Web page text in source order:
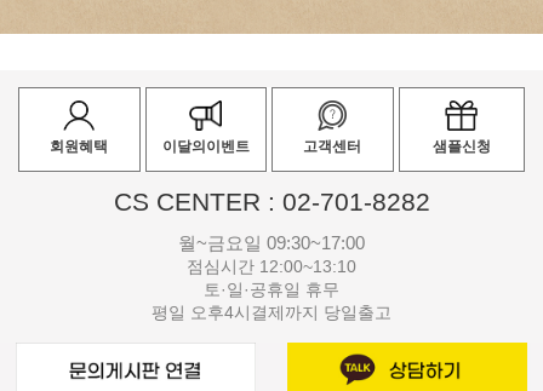
회원혜택 이달의이벤트 고객센터 샘플신청
CS CENTER : 02-701-8282
월~금요일 09:30~17:00
점심시간 12:00~13:10
토·일·공휴일 휴무
평일 오후4시결제까지 당일출고